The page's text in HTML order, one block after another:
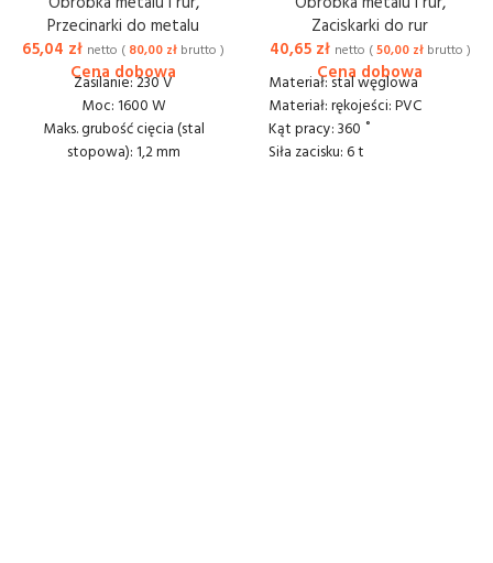
Przecinarki do metalu
65,04 zł netto ( 80,00 zł brutto )
Zasilanie: 230 V
Moc: 1600 W
Maks. grubość cięcia (stal
stopowa): 1,2 mm
Zaciskarki do rur
40,65 zł netto (50,00 złbrutto )
Materiał: stal węglowa
Materiał: rękojeści: PVC
Kąt pracy: 360 ˚
Siła zacisku: 6 t